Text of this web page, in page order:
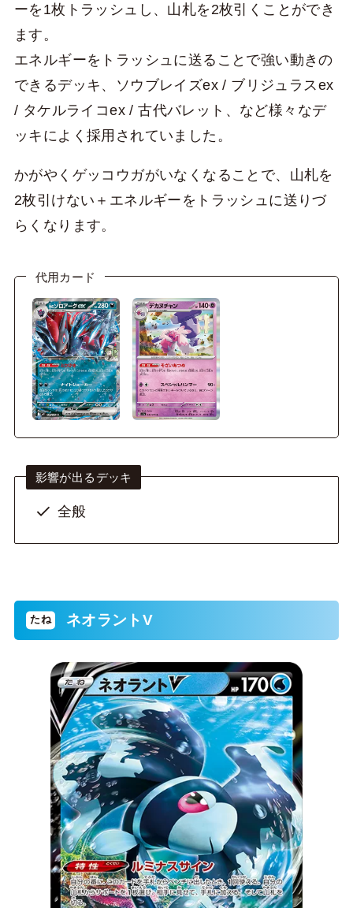
ーを1枚トラッシュし、山札を2枚引くことができ
ます。
エネルギーをトラッシュに送ることで強い動きの
できるデッキ、ソウブレイズex / ブリジュラスex
/ タケルライコex / 古代バレット、など様々なデ
ッキによく採用されていました。
かがやくゲッコウガがいなくなることで、山札を
2枚引けない＋エネルギーをトラッシュに送りづ
らくなります。
代用カード
影響が出るデッキ
全般
ネオラントV